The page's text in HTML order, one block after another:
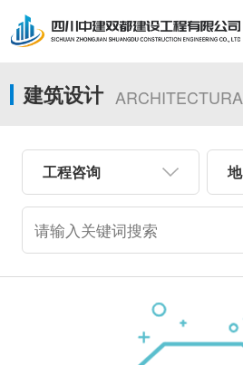
建筑设计
工程咨询